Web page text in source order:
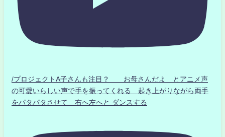
/プロジェクトA子さんも注目？ お母さんだよ とアニメ声
の可愛いらしい声で手を振ってくれる 起き上がりながら両手
をパタパタさせて 右へ左へと ダンスする